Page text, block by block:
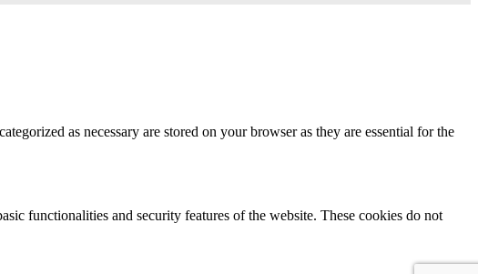
as necessary are stored on your browser as they are essential for the
functionalities and security features of the website. These cookies do not